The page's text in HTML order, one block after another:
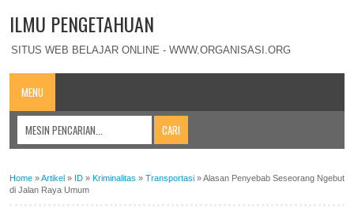
ILMU PENGETAHUAN
SITUS WEB BELAJAR ONLINE - WWW.ORGANISASI.ORG
MENU
Home »Artikel » ID » Kriminalitas » Transportasi »Alasan Penyebab Seseorang Ngebut
di Jalan Raya Umum